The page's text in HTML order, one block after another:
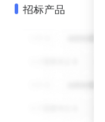
招标产品